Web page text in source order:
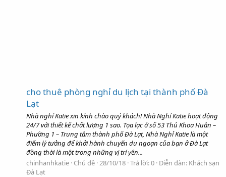
cho thuê phòng nghỉ du lịch tại thành phố Đà
Lạt
Nhà nghỉ Katie xin kính chào quý khách! Nhà Nghỉ Katie hoạt động
24/7 với thiết kế chất lượng 1 sao. Tọa lạc ở số 53 Thủ Khoa Huân –
Phường 1 – Trung tâm thành phố Đà Lạt, Nhà Nghỉ Katie là một
điểm lý tưởng để khởi hành chuyến du ngoạn của bạn ở Đà Lạt
đồng thời là một trong những vị trí yên...
chinhanhkatie Chủ đề 28/10/18 Trả lời: 0 Diễn đàn: Khách sạn
Đà Lạt